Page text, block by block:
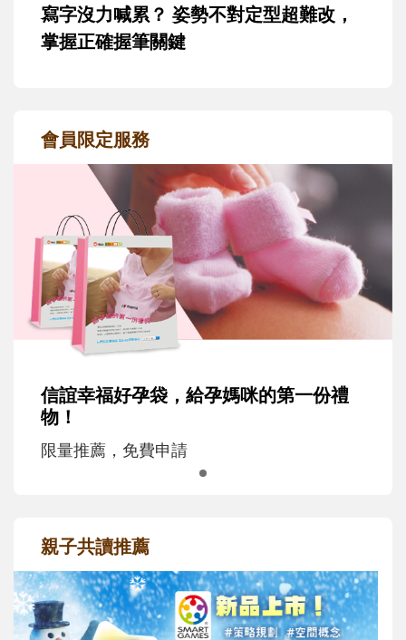
寫字沒力喊累？ 姿勢不對定型超難改，
掌握正確握筆關鍵
會員限定服務
信誼幸福好孕袋，給孕媽咪的第一份禮
物！
限量推薦，免費申請
親子共讀推薦